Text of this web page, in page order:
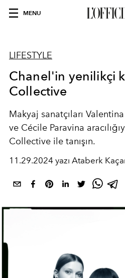
MENU
LIFESTYLE
Chanel'in yenilikçi
Collective
Makyaj sanatçıları
ve Cécile Paravina
Collective ile tanışın.
11.29.2024 yazı Ataberk